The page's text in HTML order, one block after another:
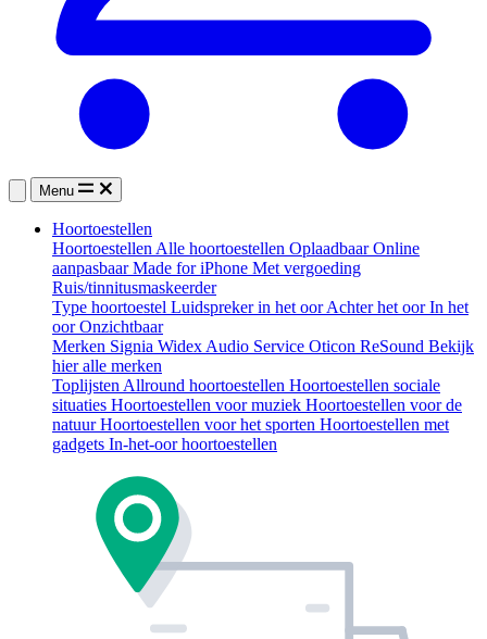
Menu
Hoortoestellen
Hoortoestellen Alle hoortoestellen OplaadbaarOnline
aanpasbaarMade for iPhone Met vergoeding
Ruis/tinnitusmaskeerder
Type hoortoestel Luidspreker in het oorAchter het oorIn het
oorOnzichtbaar
Merken Signia Widex Audio Service Oticon ReSound Bekijk
hier alle merken
Toplijsten Allround hoortoestellen Hoortoestellen sociale
situaties Hoortoestellen voor muziek Hoortoestellen voor de
natuurHoortoestellen voor het sporten Hoortoestellen met
gadgets In-het-oor hoortoestellen